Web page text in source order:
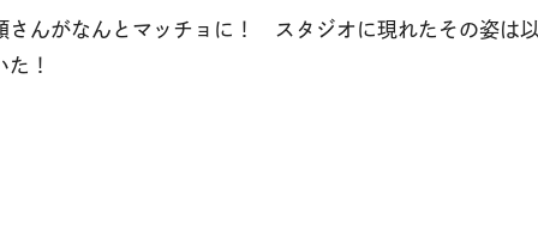
さんがなんとマッチョに！ スタジオに現れたその姿は
！